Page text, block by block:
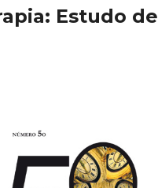
Estudo de